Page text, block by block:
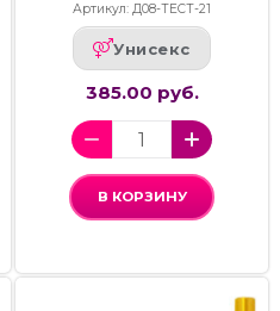
Артикул: Д08-ТЕСТ-21
Унисекс
385.00 руб.
В КОРЗИНУ